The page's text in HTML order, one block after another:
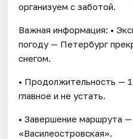
организуем с заботой.
Важная информация: •
погоду — Петербург
снегом.
• Продолжительность —
главное и не устать.
• Завершение маршрута
«Василеостровская».